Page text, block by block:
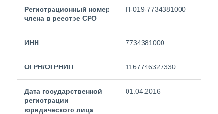
Регистрационный номер
члена в реестре СРО
П-019-7734381000
ИНН 7734381000
ОГРН/ОГРНИП 1167746327330
Дата государственной
регистрации
юридического лица
01.04.2016